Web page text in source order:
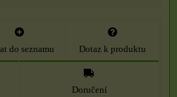
do seznamu Dotaz k produktu
Doručení